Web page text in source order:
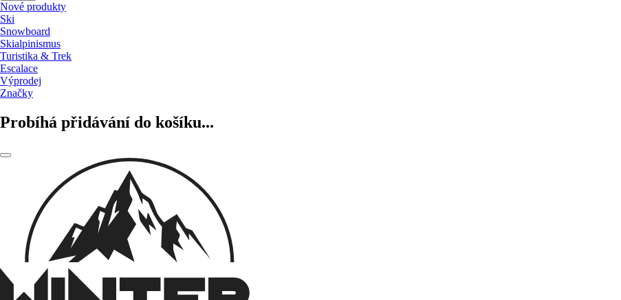
Nové produkty
Ski
Snowboard
Skialpinismus
Turistika & Trek
Escalace
Výprodej
Značky
Probíhá přidávání do košíku...